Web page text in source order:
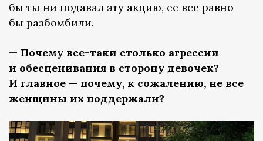
бы ты ни подавал эту акцию, ее все равно
бы разбомбили.
— Почему все-таки столько агрессии
и обесценивания в сторону девочек?
И главное — почему, к сожалению, не все
женщины их поддержали?